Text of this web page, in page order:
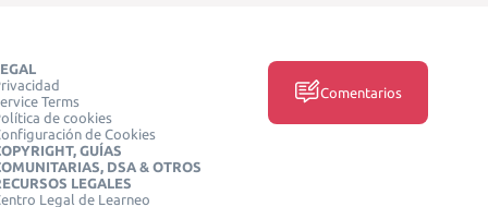
Terms
de cookies
de Cookies
GUÍAS
DSA & OTROS
LEGALES
Legal de Learneo
Comentarios